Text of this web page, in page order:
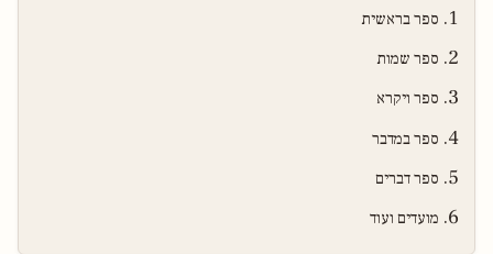
ספר בראשית
ספר שמות
ספר ויקרא
ספר במדבר
ספר דברים
מועדים ועוד